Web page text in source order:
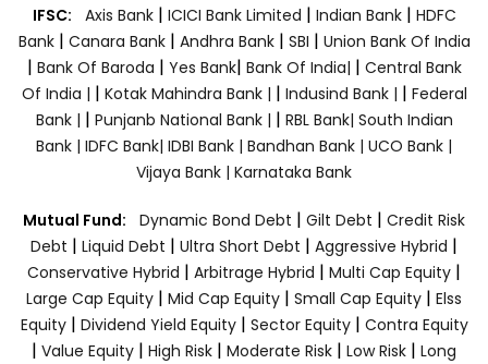
IFSC: Axis Bank | ICICI Bank Limited | Indian Bank | HDFC
Bank| Canara Bank | Andhra Bank| SBI | Union Bank Of India
| Bank Of Baroda | Yes Bank| Bank Of India| | Central Bank
Of India | | Kotak Mahindra Bank | | Indusind Bank | | Federal
Bank | | Punjanb National Bank | | RBL Bank| South Indian
Bank | IDFC Bank| IDBI Bank | Bandhan Bank | UCO Bank |
Vijaya Bank | Karnataka Bank
Mutual Fund: Dynamic Bond Debt | Gilt Debt | Credit Risk
Debt | Liquid Debt | Ultra Short Debt | Aggressive Hybrid |
Conservative Hybrid | Arbitrage Hybrid | Multi Cap Equity |
Large Cap Equity | Mid Cap Equity | Small Cap Equity | Elss
Equity| Dividend Yield Equity| Sector Equity | Contra Equity
| Value Equity | High Risk | Moderate Risk | Low Risk | Long